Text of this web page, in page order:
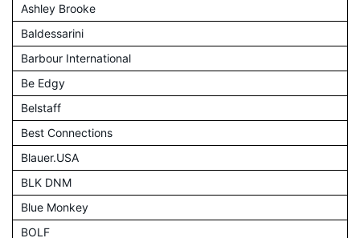
Ashley Brooke
Baldessarini
Barbour International
Be Edgy
Belstaff
Best Connections
Blauer.USA
BLK DNM
Blue Monkey
BOLF